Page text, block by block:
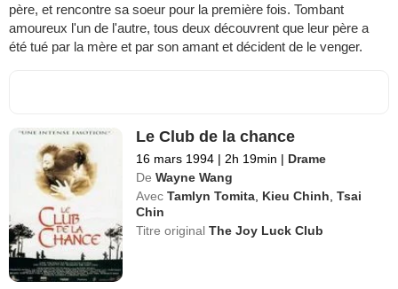
père, et rencontre sa soeur pour la première fois. Tombant
amoureux l'un de l'autre, tous deux découvrent que leur père a
été tué par la mère et par son amant et décident de le venger.
Le Club de la chance
16 mars 1994 | 2h 19min | Drame
De Wayne Wang
Avec Tamlyn Tomita Kieu Chinh ,Tsai
Chin
Titre originalThe Joy Luck Club